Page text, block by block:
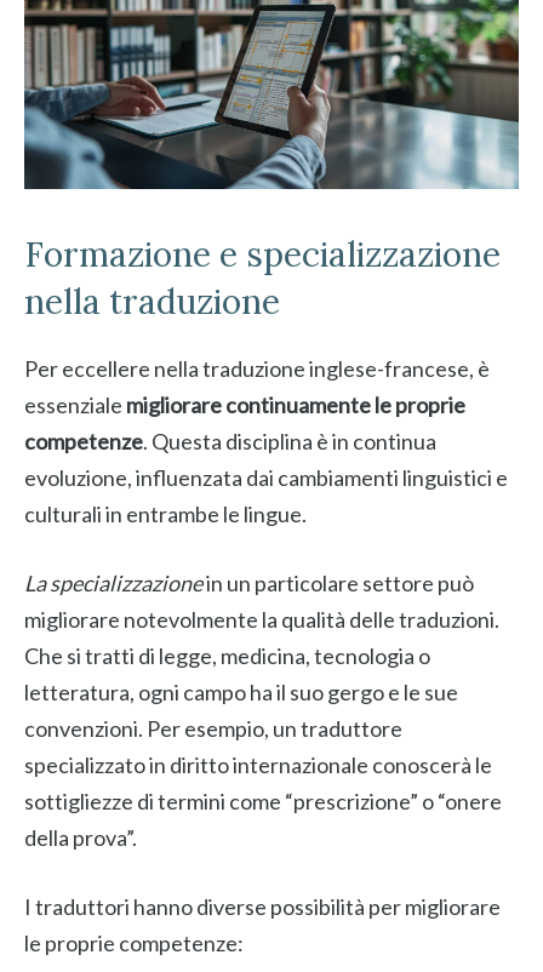
Formazione e specializzazione
nella traduzione
Per eccellere nella traduzione inglese-francese, è
essenziale migliorare continuamente le proprie
competenze. Questa disciplina è in continua
evoluzione, influenzata dai cambiamenti linguistici e
culturali in entrambe le lingue.
La specializzazionein un particolare settore può
migliorare notevolmente la qualità delle traduzioni.
Che si tratti di legge, medicina, tecnologia o
letteratura, ogni campo ha il suo gergo e le sue
convenzioni. Per esempio, un traduttore
specializzato in diritto internazionale conoscerà le
sottigliezze di termini come “prescrizione” o “onere
della prova”.
I traduttori hanno diverse possibilità per migliorare
le proprie competenze: